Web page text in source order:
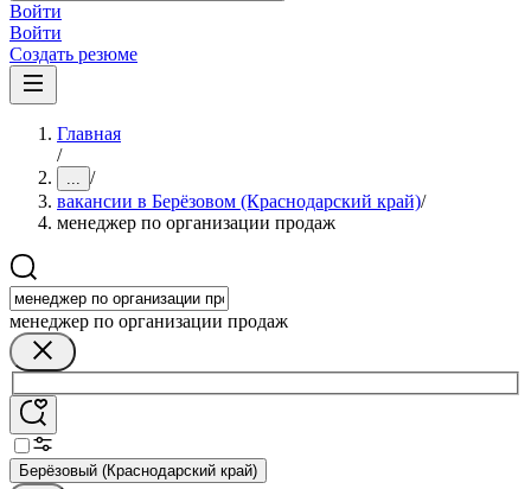
Войти
Войти
Создать резюме
Главная
/
... /
вакансии в Берёзовом (Краснодарский край)/
менеджер по организации продаж
менеджер по организации продаж
Берёзовый (Краснодарский край)